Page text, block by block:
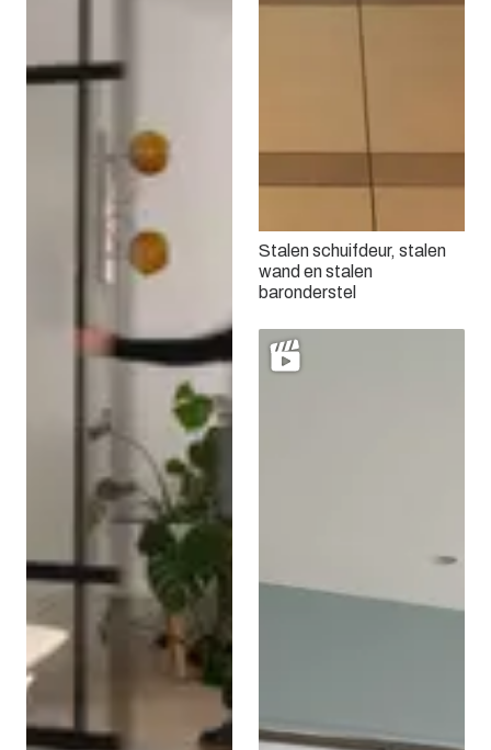
Stalen schuifdeur, stalen
wand en stalen
baronderstel